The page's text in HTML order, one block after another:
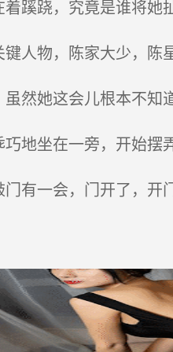
蹊跷，究竟是谁将她
人物，陈家大少，陈星
然她这会儿根本不知
地坐在一旁，开始摆
有一会，门开了，开